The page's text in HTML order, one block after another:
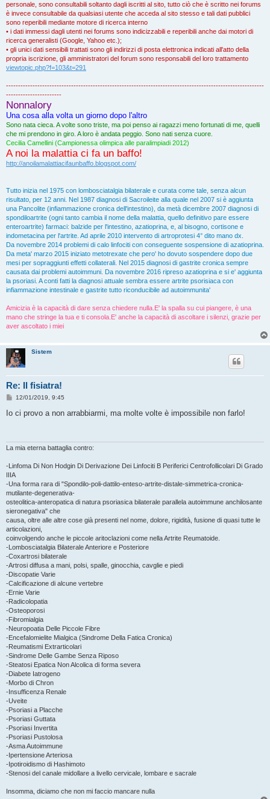
personale, sono consultabili soltanto dagli iscritti al sito, tutto ciò che è scritto nei forums
è invece consultabile da qualsiasi utente che acceda al sito stesso e tali dati pubblici
sono reperibili mediante motore di ricerca interno
• i dati immessi dagli utenti nei forums sono indicizzabili e reperibili anche dai motori di
ricerca generalisti (Google, Yahoo etc.);
• gli unici dati sensibili trattati sono gli indirizzi di posta elettronica indicati all'atto della
propria iscrizione, gli amministratori del forum sono responsabili del loro trattamento
viewtopic.php?f=103&t=291
-----------------------------------------------------------------------------------------------------------
-----------------------
Nonnalory
Una cosa alla volta un giorno dopo l'altro
Sono nata cieca. A volte sono triste, ma poi penso ai ragazzi meno fortunati di me, quelli
che mi prendono in giro. A loro è andata peggio. Sono nati senza cuore.
Cecilia Camellini (Campionessa olimpica alle paralimpiadi 2012)
A noi la malattia ci fa un baffo!
http://anoilamalattiacifaunbaffo.blogspot.com/
Tutto inizia nel 1975 con lombosciatalgia bilaterale e curata come tale, senza alcun
risultato, per 12 anni. Nel 1987 diagnosi di Sacroileite alla quale nel 2007 si è aggiunta
una Pancolite (infiammazione cronica dell'intestino), da metà dicembre 2007 diagnosi di
spondiloartrite (ogni tanto cambia il nome della malattia, quello definitivo pare essere
enteroartrite) farmaci: balzide per l'intestino, azatioprina, e, al bisogno, cortisone e
indometacina per l'artrite. Ad aprile 2010 intervento di artroprotesi 4° dito mano dx.
Da novembre 2014 problemi di calo linfociti con conseguente sospensione di azatioprina.
Da meta' marzo 2015 iniziato metotrexate che pero' ho dovuto sospendere dopo due
mesi per sopraggiunti effetti collaterali. Nel 2015 diagnosi di gastrite cronica sempre
causata dai problemi autoimmuni. Da novembre 2016 ripreso azatioprina e si e' aggiunta
la psoriasi. A conti fatti la diagnosi attuale sembra essere artrite psorisiaca con
infiammazione intestinale e gastrite tutto riconducibile ad autoimmunita'
Amicizia è la capacità di dare senza chiedere nulla.E' la spalla su cui piangere, è una
mano che stringe la tua e ti consola.E' anche la capacità di ascoltare i silenzi, grazie per
aver ascoltato i miei
Sistem
Re: Il fisiatra!
M
s
i
12/01/2019, 9:45
Io ci provo a non arrabbiarmi, ma molte volte è impossibile non farlo!
La mia eterna battaglia contro:
-Linfoma Di Non Hodgin Di Derivazione Dei Linfociti B Periferici Centrofollicolari Di Grado
IIIA
-Una forma rara di "Spondilo-poli-dattilo-enteso-artrite-distale-simmetrica-cronica-
mutilante-degenerativa-
osteolitica-anteropatica di natura psoriasica bilaterale parallela autoimmune anchilosante
sieronegativa" che
causa, oltre alle altre cose già presenti nel nome, dolore, rigidità, fusione di quasi tutte le
articolazioni,
coinvolgendo anche le piccole aritoclazioni come nella Artrite Reumatoide.
-Lombosciatalgia Bilaterale Anteriore e Posteriore
-Coxartrosi bilaterale
-Artrosi diffusa a mani, polsi, spalle, ginocchia, cavglie e piedi
-Discopatie Varie
-Calcificazione di alcune vertebre
-Ernie Varie
-Radicolopatia
-Osteoporosi
-Fibromialgia
-Neuropoatia Delle Piccole Fibre
-Encefalomielite Mialgica (Sindrome Della Fatica Cronica)
-Reumatismi Extrarticolari
-Sindrome Delle Gambe Senza Riposo
-Steatosi Epatica Non Alcolica di forma severa
-Diabete Iatrogeno
-Morbo di Chron
-Insufficenza Renale
-Uveite
-Psoriasi a Placche
-Psoriasi Guttata
-Psoriasi Invertita
-Psoriasi Pustolosa
-Asma Autoimmune
-Ipertensione Arteriosa
-Ipotiroidismo di Hashimoto
-Stenosi del canale midollare a livello cervicale, lombare e sacrale
Insomma, diciamo che non mi faccio mancare nulla